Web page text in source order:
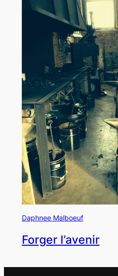
Daphnee Malboeuf
Forger l’avenir